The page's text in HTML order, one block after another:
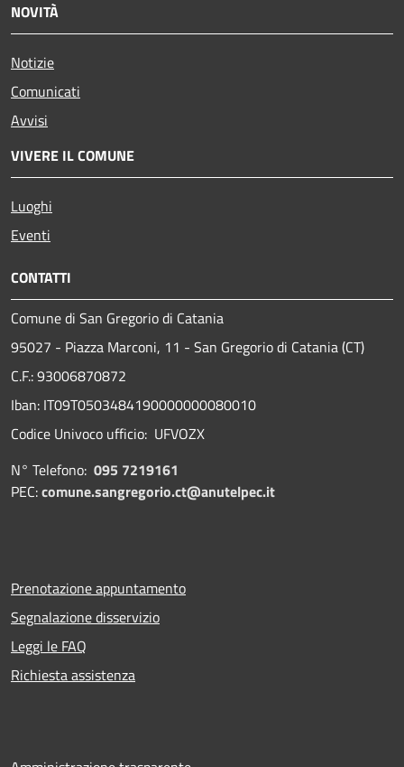
NOVITÀ
Notizie
Comunicati
Avvisi
VIVERE IL COMUNE
Luoghi
Eventi
CONTATTI
Comune di San Gregorio di Catania
95027 - Piazza Marconi, 11 - San Gregorio di Catania (CT)
C.F.: 93006870872
Iban: IT09T0503484190000000080010
Codice Univoco ufficio: UFVOZX
N° Telefono: 095 7219161
PEC:comune.sangregorio.ct@anutelpec.it
Prenotazione appuntamento
Segnalazione disservizio
Leggi le FAQ
Richiesta assistenza